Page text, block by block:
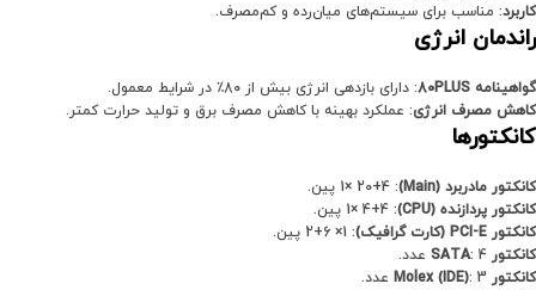
کاربرد: مناسب برای سیستم‌های میان‌رده و کم‌مصرف.
راندمان انرژی
گواهینامه 80PLUS
: دارای بازدهی انرژی بیش از 80٪ در شرایط معمول.
کاهش مصرف انرژی: عملکرد بهینه با کاهش مصرف برق و تولید حرارت کمتر.
کانکتورها
کانکتور مادربرد (Main)
: 1× 20+4 پین.
کانکتور پردازنده (CPU)
: 1× 4+4 پین.
کانکتور PCI-E (کارت گرافیک)
: 1× 6+2 پین.
کانکتور SATA : 4 عدد.
کانکتور Molex (IDE) : 3 عدد.